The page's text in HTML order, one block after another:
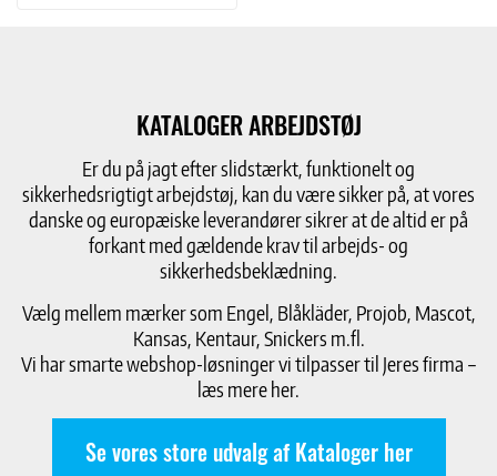
KATALOGER ARBEJDSTØJ
Er du på jagt efter slidstærkt, funktionelt og
sikkerhedsrigtigt arbejdstøj, kan du være sikker på, at vores
danske og europæiske leverandører sikrer at de altid er på
forkant med gældende krav til arbejds- og
sikkerhedsbeklædning.
Vælg mellem mærker som Engel, Blåkläder, Projob, Mascot,
Kansas, Kentaur, Snickers m.fl.
Vi har smarte webshop-løsninger vi tilpasser til Jeres firma –
læs mere her.
Se vores store udvalg af Kataloger her